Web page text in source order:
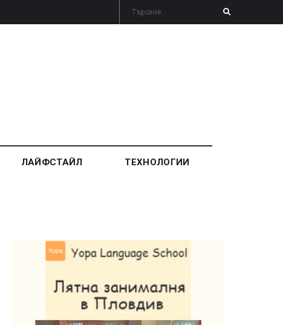
ЛАЙФСТАЙЛ ТЕХНОЛОГИИ